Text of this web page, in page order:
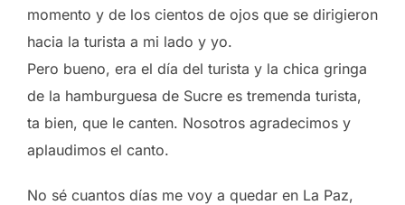
momento y de los cientos de ojos que se dirigieron
hacia la turista a mi lado y yo.
Pero bueno, era el día del turista y la chica gringa
de la hamburguesa de Sucre es tremenda turista,
ta bien, que le canten. Nosotros agradecimos y
aplaudimos el canto.
No sé cuantos días me voy a quedar en La Paz,